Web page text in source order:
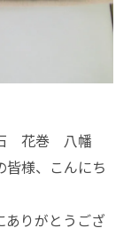
花巻 八幡
、こんにち
ありがとうござ